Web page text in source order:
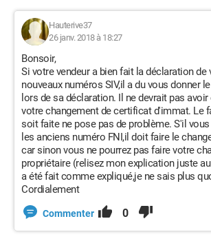
Hauterive37
26 janv. 2018 à 18:27
Bonsoir,
Si votre vendeur a bien fait la déclaration de
nouveaux numéros SIV,il a du vous donner
lors de sa déclaration. Il ne devrait pas
votre changement de certificat d'immat. Le
soit faite ne pose pas de problème. S'il vous
les anciens numéro FNI,il doit faire le
car sinon vous ne pourrez pas faire votre
propriétaire (relisez mon explication juste
a été fait comme expliqué,je ne sais plus
Cordialement
Commenter 0